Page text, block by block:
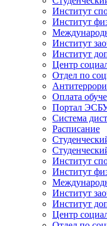
Институт
Институт
Институт
Институт
Центр
Отдел по
Оплата
Портал
Система
Расписание
Институт
Институт
Институт
Институт
Центр